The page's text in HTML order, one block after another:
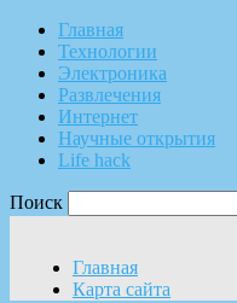
Главная
Технологии
Электроника
Развлечения
Интернет
Научные открытия
Life hack
Поиск
Главная
Карта сайта